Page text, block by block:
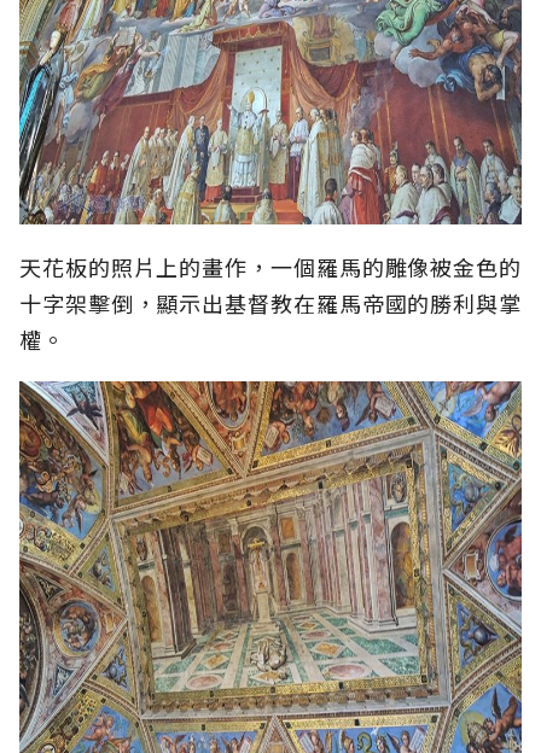
天花板的照片上的畫作，一個羅馬的雕像被金色的
十字架擊倒，顯示出基督教在羅馬帝國的勝利與掌
權。